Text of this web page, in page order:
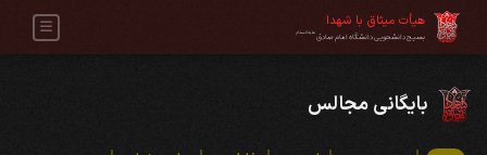
هیأت میثاق با شهدا
بسیج دانشجویی دانشگاه امام صادقعلیه‌السلام
بایگانی مجالس